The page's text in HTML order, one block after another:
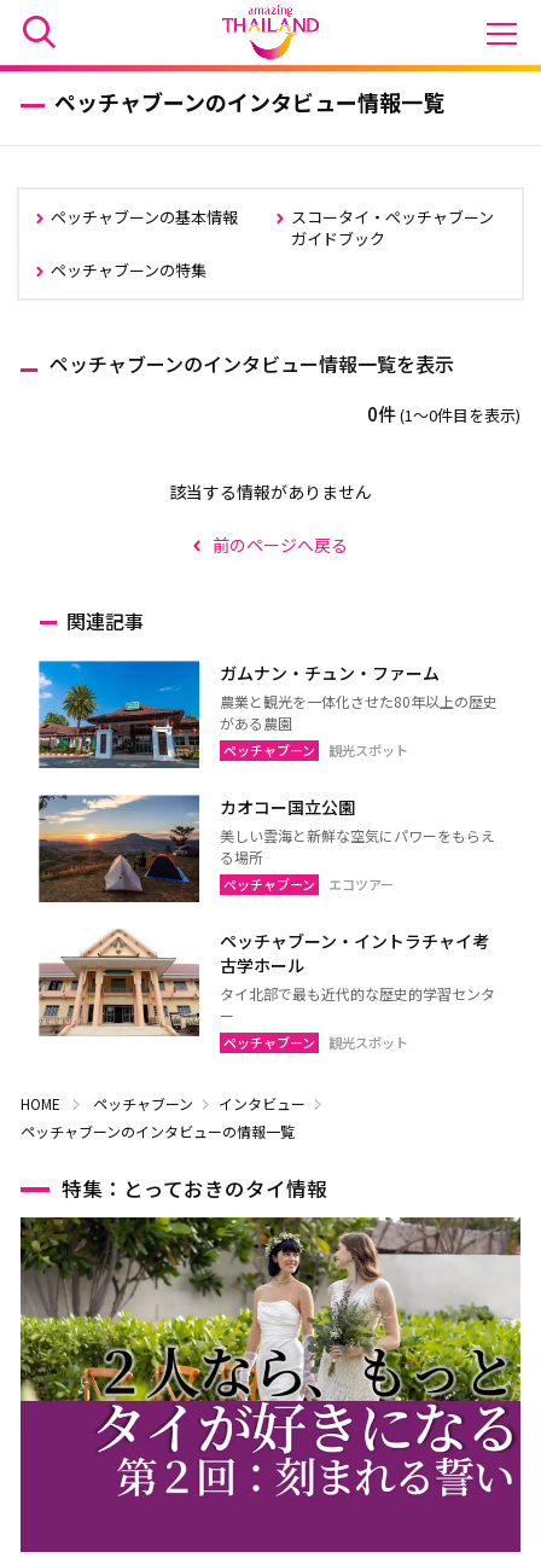
ペッチャブーンのインタビュー情報一覧
ペッチャブーンの基本情報
スコータイ・ペッチャブーン
ガイドブック
ペッチャブーンの特集
ペッチャブーンのインタビュー情報一覧を表示
0件(1〜0件目を表示)
該当する情報がありません
前のページへ戻る
関連記事
ガムナン・チュン・ファーム
農業と観光を一体化させた80年以上の歴史
がある農園
ペッチャブーン 観光スポット
カオコー国立公園
美しい雲海と新鮮な空気にパワーをもらえ
る場所
ペッチャブーン エコツアー
ペッチャブーン・イントラチャイ考
古学ホール
タイ北部で最も近代的な歴史的学習センタ
ー
ペッチャブーン 観光スポット
HOME ペッチャブーン
インタビュー
ペッチャブーンのインタビューの情報一覧
特集：とっておきのタイ情報